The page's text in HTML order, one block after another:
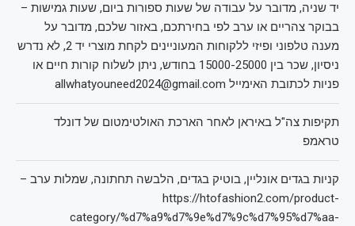
יד שניה, מדובר על עבודה של שעות ספורות ביום, שעות גמישות –
בבוקר צהריים או ערב לפי בחירתכם, באזור שלכם, מדובר על
מענה טלפוני ופיזי ללקוחות המעוניינים לקחת מוצרי יד 2, לא נדרש
ניסיון, שכר בין 15000-25000 בחודש, ניתן לשלוח קורות חיים או
פניות לכתובת האימייל allwhatyouneed2024@gmail.com
תקיפות צה"ל באיראן לאחר הארכת האולטימטום של דונלד
טראמפ
קניות בגדים אונליין, בוטיק בגדים, הלבשה תחתונה, שמלות ערב –
https://htofashion2.com/product-
category/%d7%a9%d7%9e%d7%9c%d7%95%d7%aa-